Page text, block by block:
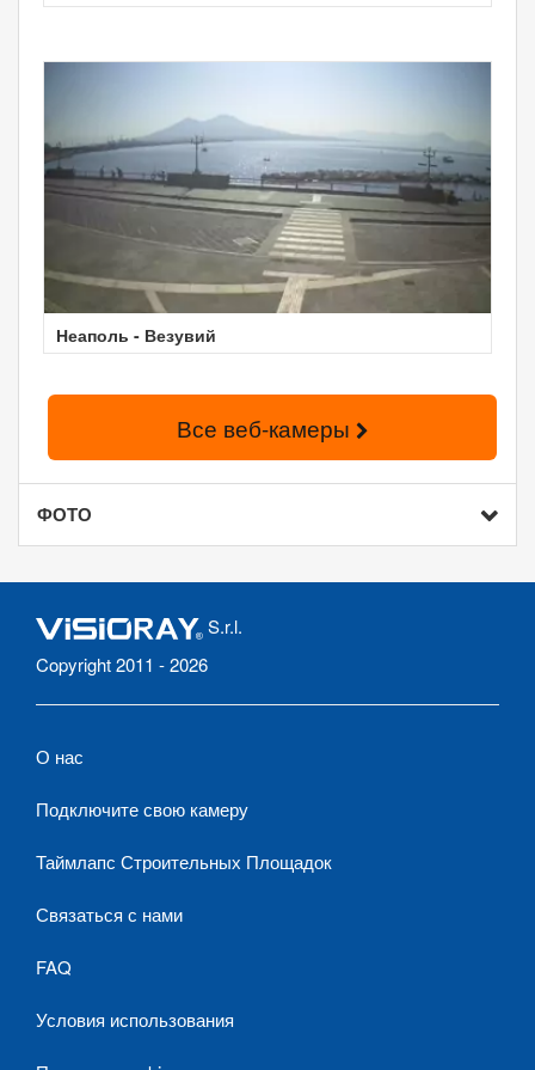
Неаполь - Везувий
Все веб-камеры
ФОТО
S.r.l.
Copyright 2011 - 2026
О нас
Подключите свою камеру
Таймлапс Строительных Площадок
Связаться с нами
FAQ
Условия использования